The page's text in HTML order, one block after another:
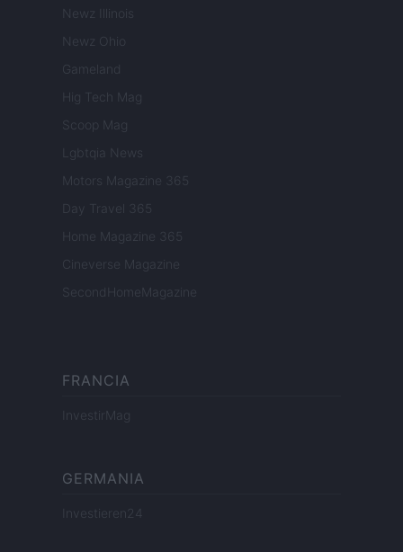
Newz Illinois
Newz Ohio
Gameland
Hig Tech Mag
Scoop Mag
Lgbtqia News
Motors Magazine 365
Day Travel 365
Home Magazine 365
Cineverse Magazine
SecondHomeMagazine
FRANCIA
InvestirMag
GERMANIA
Investieren24